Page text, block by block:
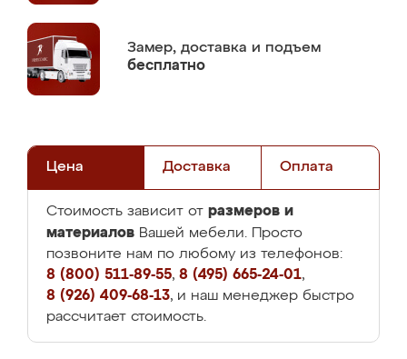
Замер, доставка и подъем
бесплатно
Цена Доставка Оплата
Стоимость зависит от размеров и
материалов Вашей мебели. Просто
позвоните нам по любому из телефонов:
8 (800) 511-89-55, 8 (495) 665-24-01,
8 (926) 409-68-13, и наш менеджер быстро
рассчитает стоимость.